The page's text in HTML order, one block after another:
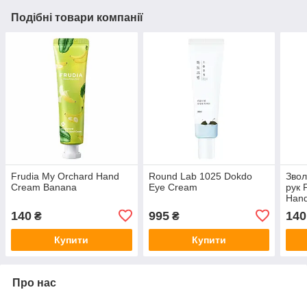
Подібні товари компанії
Frudia My Orchard Hand
Cream Banana
140 ₴
Купити
Round Lab 1025 Dokdo
Eye Cream
995₴
Купити
рук
140
Про нас